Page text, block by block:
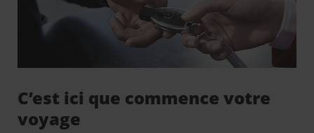
C’est ici que commence votre
voyage